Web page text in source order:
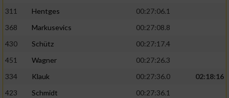
311
Hentges
00:27:06.1
368
Markusevics
00:27:08.8
430
Schütz
00:27:17.4
451
Wagner
00:27:26.3
334
Klauk 00:27:36.0
02:18:16
423
Schmidt
00:27:36.1